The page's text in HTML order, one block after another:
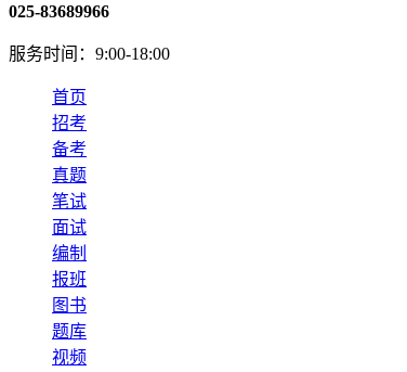
025-83689966
服务时间：9:00-18:00
首页
招考
备考
真题
笔试
面试
编制
报班
图书
题库
视频